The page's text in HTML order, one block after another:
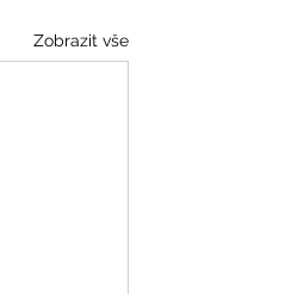
Zobrazit vše